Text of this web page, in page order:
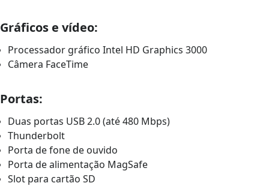
Gráficos e vídeo:
Processador gráfico Intel HD Graphics 3000
Câmera FaceTime
Portas:
Duas portas USB 2.0 (até 480 Mbps)
Thunderbolt
Porta de fone de ouvido
Porta de alimentação MagSafe
Slot para cartão SD